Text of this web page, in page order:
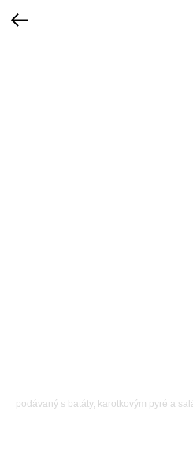
podávaný s batáty, karotkovým pyré a